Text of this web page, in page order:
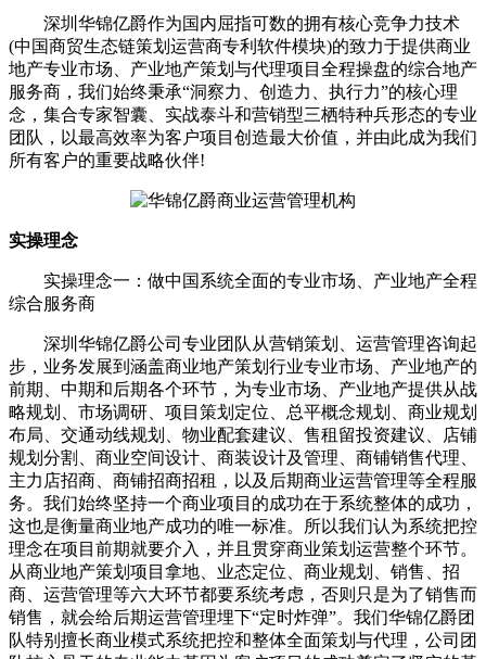
深圳华锦亿爵作为国内屈指可数的拥有核心竞争力技术
(中国商贸生态链策划运营商专利软件模块)的致力于提供商业
地产专业市场、产业地产策划与代理项目全程操盘的综合地产
服务商，我们始终秉承“洞察力、创造力、执行力”的核心理
念，集合专家智囊、实战泰斗和营销型三栖特种兵形态的专业
团队，以最高效率为客户项目创造最大价值，并由此成为我们
所有客户的重要战略伙伴!
实操理念
实操理念一：做中国系统全面的专业市场、产业地产全程
综合服务商
深圳华锦亿爵公司专业团队从营销策划、运营管理咨询起
步，业务发展到涵盖商业地产策划行业专业市场、产业地产的
前期、中期和后期各个环节，为专业市场、产业地产提供从战
略规划、市场调研、项目策划定位、总平概念规划、商业规划
布局、交通动线规划、物业配套建议、售租留投资建议、店铺
规划分割、商业空间设计、商装设计及管理、商铺销售代理、
主力店招商、商铺招商招租，以及后期商业运营管理等全程服
务。我们始终坚持一个商业项目的成功在于系统整体的成功，
这也是衡量商业地产成功的唯一标准。所以我们认为系统把控
理念在项目前期就要介入，并且贯穿商业策划运营整个环节。
从商业地产策划项目拿地、业态定位、商业规划、销售、招
商、运营管理等六大环节都要系统考虑，否则只是为了销售而
销售，就会给后期运营管理埋下“定时炸弹”。我们华锦亿爵团
队特别擅长商业模式系统把控和整体全面策划与代理，公司团